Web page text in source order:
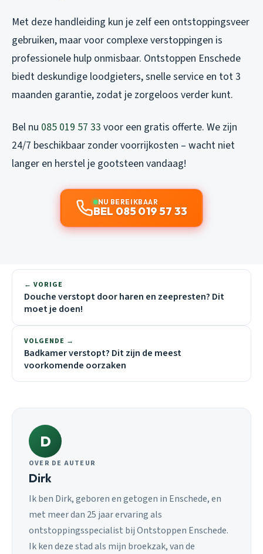
Met deze handleiding kun je zelf een ontstoppingsveer
gebruiken, maar voor complexe verstoppingen is
professionele hulp onmisbaar. Ontstoppen Enschede
biedt deskundige loodgieters, snelle service en tot 3
maanden garantie, zodat je zorgeloos verder kunt.
Bel nu 085 019 57 33 voor een gratis offerte. We zijn
24/7 beschikbaar zonder voorrijkosten – wacht niet
langer en herstel je gootsteen vandaag!
NU BEREIKBAAR
BEL 085 019 57 33
← VORIGE
Douche verstopt door haren en zeepresten? Dit
moet je doen!
VOLGENDE →
Badkamer verstopt? Dit zijn de meest
voorkomende oorzaken
D
OVER DE AUTEUR
Dirk
Ik ben Dirk, geboren en getogen in Enschede, en
met meer dan 25 jaar ervaring als
ontstoppingsspecialist bij Ontstoppen Enschede.
Ik ken deze stad als mijn broekzak, van de